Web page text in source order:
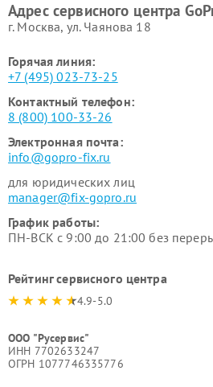
Адрес сервисного центра
г. Москва, ул. Чаянова 18
Горячая линия:
+7 (495) 023-73-25
Контактный телефон:
8 (800) 100-33-26
Электронная почта:
info@gopro-fix.ru
для юридических лиц
manager@fix-gopro.ru
График работы:
ПН-ВСК с 9:00 до 21:00 без
Рейтинг сервисного центра
4.9-5.0
ООО "Русервис"
ИНН 7702633247
ОГРН 1077746335776